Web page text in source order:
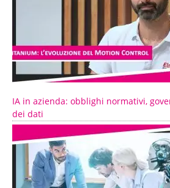
IA in azienda: obblighi normativi,
dei dati